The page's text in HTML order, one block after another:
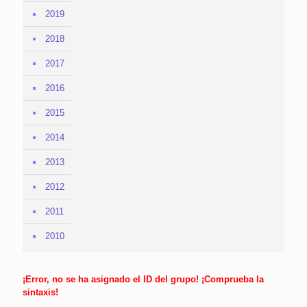
2019
2018
2017
2016
2015
2014
2013
2012
2011
2010
¡Error, no se ha asignado el ID del grupo! ¡Comprueba la
sintaxis!